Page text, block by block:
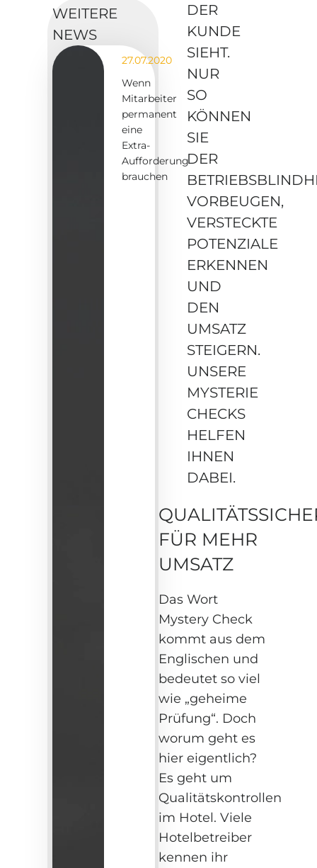
DER
KUNDE
SIEHT.
NUR
SO
KÖNNEN
SIE
DER
VORBEUGEN,
VERSTECKTE
POTENZIALE
ERKENNEN
UND
DEN
UMSATZ
STEIGERN.
UNSERE
MYSTERIE
CHECKS
HELFEN
IHNEN
DABEI.
FÜR MEHR
UMSATZ
Das Wort
Mystery Check
kommt aus dem
Englischen und
bedeutet so viel
wie „geheime
Prüfung“. Doch
worum geht es
hier eigentlich?
Es geht um
Qualitätskontrollen
im Hotel. Viele
Hotelbetreiber
kennen ihr
WEITERE
NEWS
27.07.2020
Wenn
Mitarbeiter
permanent
eine
Extra-
Aufforderung
brauchen